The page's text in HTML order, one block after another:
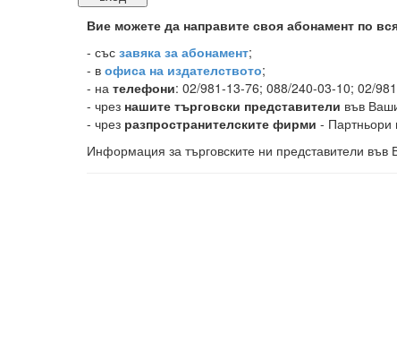
Вие можете да направите своя абонамент по
- със завяка за абонамент;
- в офиса на издателството;
- на телефони: 02/981-13-76; 088/240-03-10; 02/
- чрез нашите търговски представители във
- чрез разпространителските фирми - Партньори
Информация за търговските ни представители